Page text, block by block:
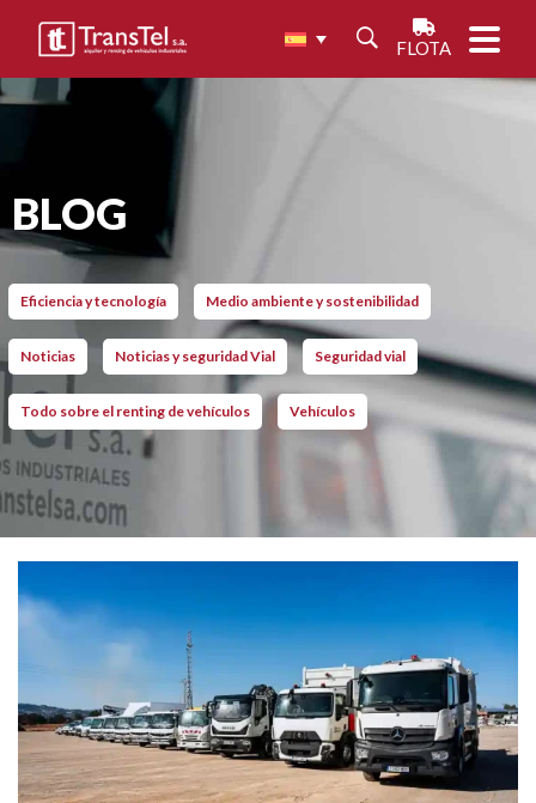
FLOTA
BLOG
Eficiencia y tecnología Medio ambiente y sostenibilidad
Noticias Noticias y seguridad Vial Seguridad vial
Todo sobre el renting de vehículos Vehículos